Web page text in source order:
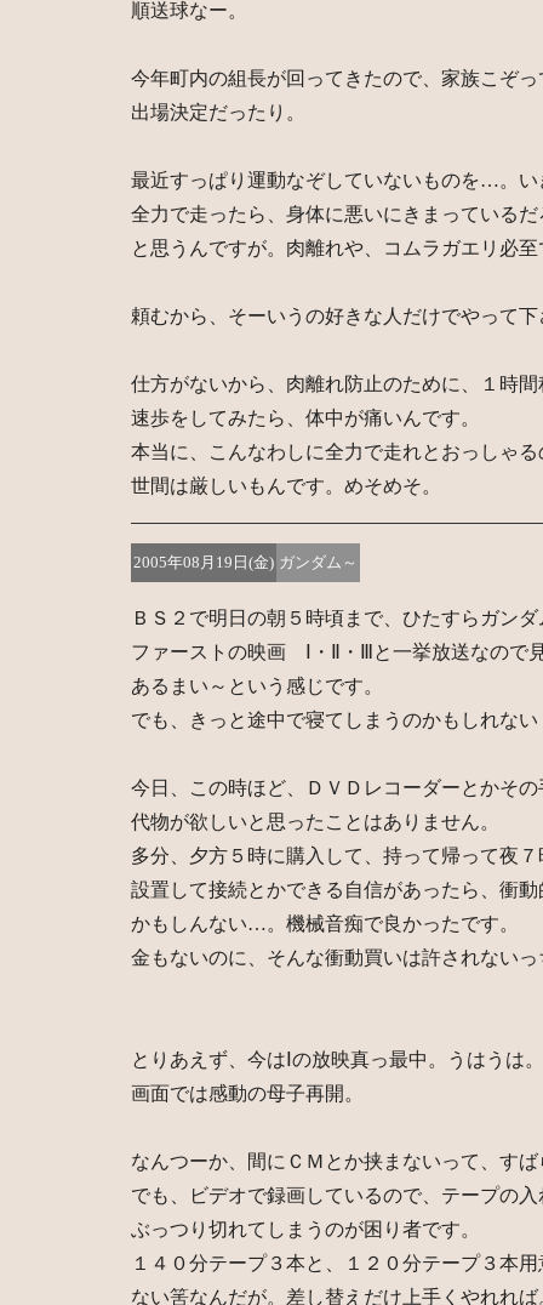
順送球なー。
今年町内の組長が回ってきたので、家族こぞっ
出場決定だったり。
最近すっぱり運動なぞしていないものを…。い
全力で走ったら、身体に悪いにきまっているだ
と思うんですが。肉離れや、コムラガエリ必至
頼むから、そーいうの好きな人だけでやって下
仕方がないから、肉離れ防止のために、１時間
速歩をしてみたら、体中が痛いんです。
本当に、こんなわしに全力で走れとおっしゃる
世間は厳しいもんです。めそめそ。
2005年08月19日(金) ガンダム～
ＢＳ２で明日の朝５時頃まで、ひたすらガンダ
ファーストの映画 Ⅰ・Ⅱ・Ⅲと一挙放送なので
あるまい～という感じです。
でも、きっと途中で寝てしまうのかもしれない
今日、この時ほど、ＤＶＤレコーダーとかその
代物が欲しいと思ったことはありません。
多分、夕方５時に購入して、持って帰って夜
設置して接続とかできる自信があったら、衝
かもしんない…。機械音痴で良かったです。
金もないのに、そんな衝動買いは許されない
とりあえず、今はⅠの放映真っ最中。うはうは。
画面では感動の母子再開。
なんつーか、間にＣＭとか挟まないって、す
でも、ビデオで録画しているので、テープの
ぶっつり切れてしまうのが困り者です。
１４０分テープ３本と、１２０分テープ３本
ない筈なんだが。差し替えだけ上手くやれれば